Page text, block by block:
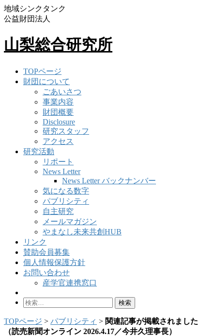
地域シンクタンク
公益財団法人
山梨総合研究所
TOPページ
財団について
ごあいさつ
事業内容
財団概要
Disclosure
研究スタッフ
アクセス
研究活動
リポート
News Letter
News Letter バックナンバー
気になる数字
パブリシティ
自主研究
メールマガジン
やまなし未来共創HUB
リンク
賛助会員募集
個人情報保護方針
お問い合わせ
産学官連携窓口
検
TOPページ > パブリシティ > 関連記事が掲載されました
（読売新聞オンライン 2026.4.17／今井久理事長）